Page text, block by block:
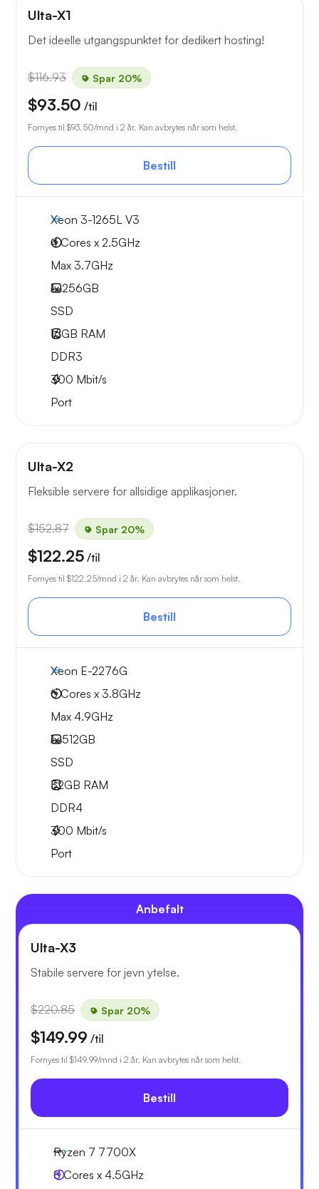
Ulta-X1
Det ideelle utgangspunktet for dedikert hosting!
$116.93 Spar 20%
$93.50 /til
Fornyes til $93.50/mnd i 2 år. Kan avbrytes når som helst.
Bestill
Xeon 3-1265L V3
4 Cores x 2.5GHz
Max 3.7GHz
1x256GB
SSD
16GB RAM
DDR3
300 Mbit/s
Port
Ulta-X2
Fleksible servere for allsidige applikasjoner.
$152.87 Spar 20%
$122.25 /til
Fornyes til $122.25/mnd i 2 år. Kan avbrytes når som helst.
Bestill
Xeon E-2276G
6 Cores x 3.8GHz
Max 4.9GHz
1x512GB
SSD
32GB RAM
DDR4
300 Mbit/s
Port
Anbefalt
Ulta-X3
Stabile servere for jevn ytelse.
$220.85 Spar 20%
$149.99 /til
Fornyes til $149.99/mnd i 2 år. Kan avbrytes når som helst.
Bestill
Ryzen 7 7700X
8 Cores x 4.5GHz